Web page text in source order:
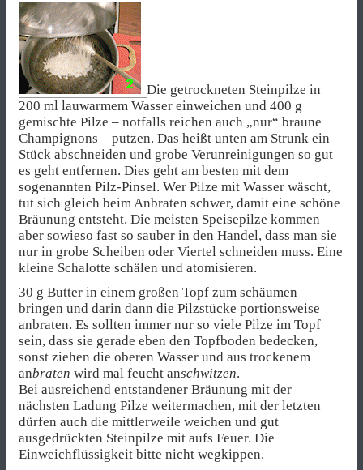
Die getrockneten Steinpilze in
200 ml lauwarmem Wasser einweichen und 400 g
gemischte Pilze – notfalls reichen auch „nur“ braune
Champignons – putzen. Das heißt unten am Strunk ein
Stück abschneiden und grobe Verunreinigungen so gut
es geht entfernen. Dies geht am besten mit dem
sogenannten Pilz-Pinsel. Wer Pilze mit Wasser wäscht,
tut sich gleich beim Anbraten schwer, damit eine schöne
Bräunung entsteht. Die meisten Speisepilze kommen
aber sowieso fast so sauber in den Handel, dass man sie
nur in grobe Scheiben oder Viertel schneiden muss. Eine
kleine Schalotte schälen und atomisieren.
30 g Butter in einem großen Topf zum schäumen
bringen und darin dann die Pilzstücke portionsweise
anbraten. Es sollten immer nur so viele Pilze im Topf
sein, dass sie gerade eben den Topfboden bedecken,
sonst ziehen die oberen Wasser und aus trockenem
anbraten wird mal feucht anschwitzen.
Bei ausreichend entstandener Bräunung mit der
nächsten Ladung Pilze weitermachen, mit der letzten
dürfen auch die mittlerweile weichen und gut
ausgedrückten Steinpilze mit aufs Feuer. Die
Einweichflüssigkeit bitte nicht wegkippen.